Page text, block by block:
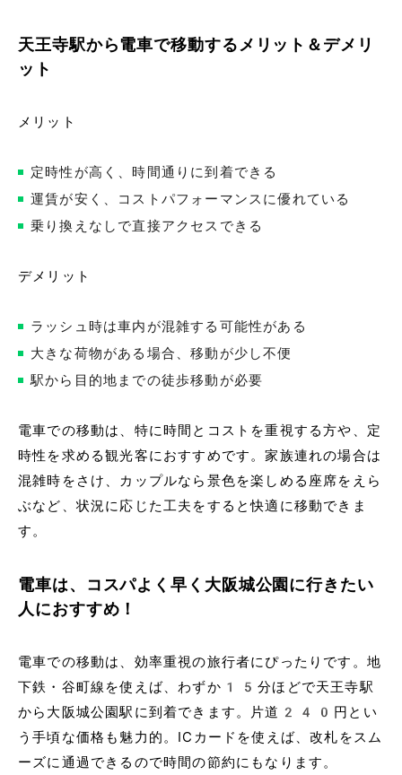
天王寺駅から電車で移動するメリット＆デメリ
ット
メリット
定時性が高く、時間通りに到着できる
運賃が安く、コストパフォーマンスに優れている
乗り換えなしで直接アクセスできる
デメリット
ラッシュ時は車内が混雑する可能性がある
大きな荷物がある場合、移動が少し不便
駅から目的地までの徒歩移動が必要
電車での移動は、特に時間とコストを重視する方や、定
時性を求める観光客におすすめです。家族連れの場合は
混雑時をさけ、カップルなら景色を楽しめる座席をえら
ぶなど、状況に応じた工夫をすると快適に移動できま
す。
電車は、コスパよく早く大阪城公園に行きたい
人におすすめ！
電車での移動は、効率重視の旅行者にぴったりです。地
下鉄・谷町線を使えば、わずか15分ほどで天王寺駅
から大阪城公園駅に到着できます。片道240円とい
う手頃な価格も魅力的。ICカードを使えば、改札をスム
ーズに通過できるので時間の節約にもなります。